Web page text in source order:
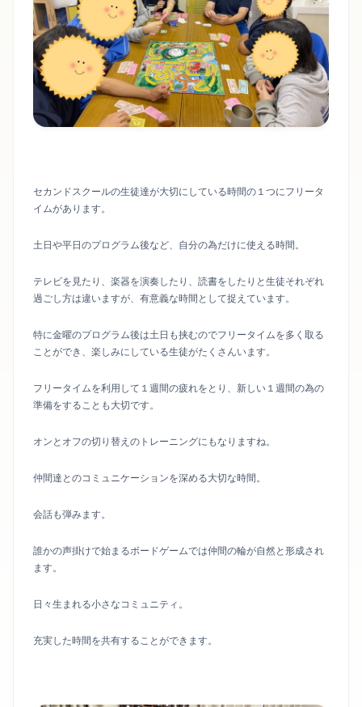
セカンドスクールの生徒達が大切にしている時間の１つにフリータ
イムがあります。
土日や平日のプログラム後など、自分の為だけに使える時間。
テレビを見たり、楽器を演奏したり、読書をしたりと生徒それぞれ
過ごし方は違いますが、有意義な時間として捉えています。
特に金曜のプログラム後は土日も挟むのでフリータイムを多く取る
ことができ、楽しみにしている生徒がたくさんいます。
フリータイムを利用して１週間の疲れをとり、新しい１週間の為の
準備をすることも大切です。
オンとオフの切り替えのトレーニングにもなりますね。
仲間達とのコミュニケーションを深める大切な時間。
会話も弾みます。
誰かの声掛けで始まるボードゲームでは仲間の輪が自然と形成され
ます。
日々生まれる小さなコミュニティ。
充実した時間を共有することができます。